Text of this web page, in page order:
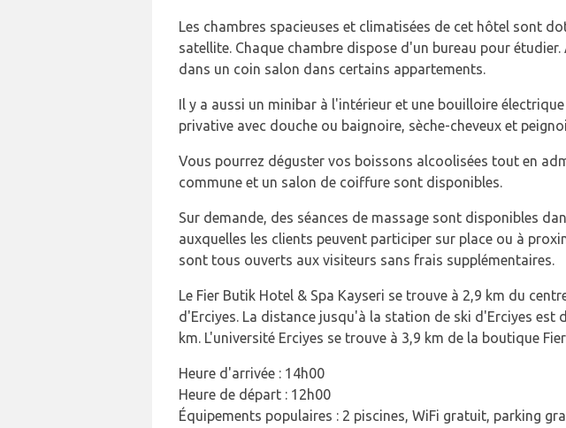
Les chambres spacieuses et climatisées de cet hôtel sont
satellite. Chaque chambre dispose d'un bureau pour
dans un coin salon dans certains appartements.
Il y a aussi un minibar à l'intérieur et une bouilloire
privative avec douche ou baignoire, sèche-cheveux et
Vous pourrez déguster vos boissons alcoolisées tout en
commune et un salon de coiffure sont disponibles.
Sur demande, des séances de massage sont disponibles
auxquelles les clients peuvent participer sur place ou à
sont tous ouverts aux visiteurs sans frais supplémentaires.
Le Fier Butik Hotel & Spa Kayseri se trouve à 2,9 km du
d'Erciyes. La distance jusqu'à la station de ski d'Erciyes est
km. L'université Erciyes se trouve à 3,9 km de la boutique
Heure d'arrivée : 14h00
Heure de départ : 12h00
Équipements populaires : 2 piscines, WiFi gratuit, parking